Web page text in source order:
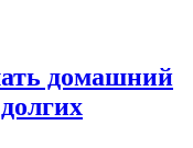
домашний